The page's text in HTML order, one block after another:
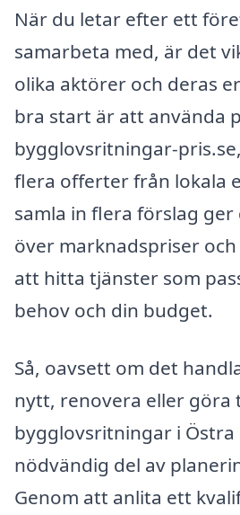
När du letar efter ett
samarbeta med, är det
olika aktörer och deras
bra start är att använda
bygglovsritningar-
flera offerter från lokala
samla in flera förslag
över marknadspriser
att hitta tjänster som
behov och din budget.
Så, oavsett om det
nytt, renovera eller göra
bygglovsritningar i Östra
nödvändig del av
Genom att anlita ett